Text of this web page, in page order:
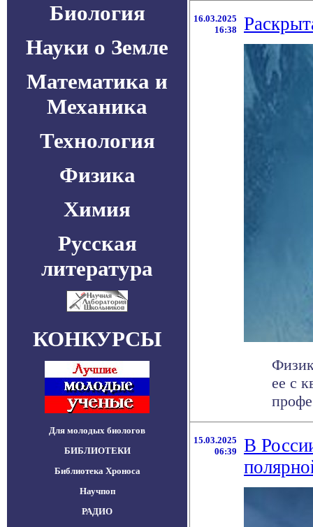
Биология
Науки о Земле
Математика и
Механика
Технология
Физика
Химия
Русская
литература
КОНКУРСЫ
Для молодых биологов
БИБЛИОТЕКИ
Библиотека Хроноса
Научпоп
РАДИО
16.03.2025
16:38
ее с
15.03.2025
06:39
В